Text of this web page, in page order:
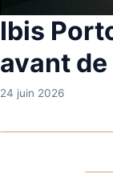
Ibis
avant
24 juin 2026